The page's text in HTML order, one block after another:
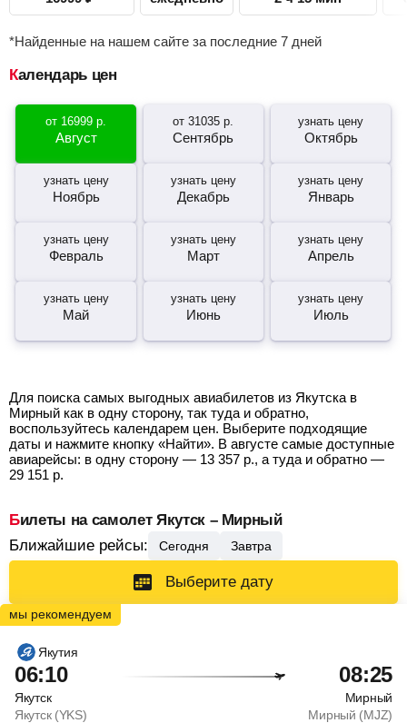
*Найденные на нашем сайте за последние 7 дней
Календарь цен
от 16999 р.
Август
от31035 р.
Сентябрь
узнать цену
Октябрь
узнать цену
Ноябрь
узнать цену
Декабрь
узнать цену
Январь
узнать цену
Февраль
узнать цену
Март
узнать цену
Апрель
узнать цену
Май
узнать цену
Июнь
узнать цену
Июль
Для поиска самых выгодных авиабилетов из Якутска в
Мирный как в одну сторону, так туда и обратно,
воспользуйтесь календарем цен. Выберите подходящие
даты и нажмите кнопку «Найти». В августе самые доступные
авиарейсы: в одну сторону — 13 357 р., а туда и обратно —
29 151 р.
Билеты на самолет Якутск – Мирный
Ближайшие рейсы:
Сегодня Завтра
Выберите дату
Якутия
06:10 08:25
Якутск
Мирный
Якутск (YKS)
Мирный (MJZ)